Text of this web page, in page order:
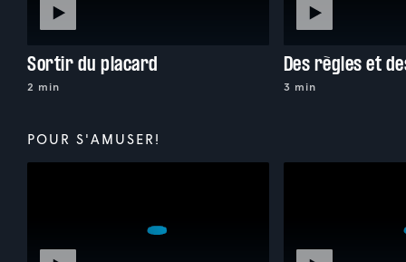
Sortir du placard
2 min
Des règles et
3 min
POUR S'AMUSER!